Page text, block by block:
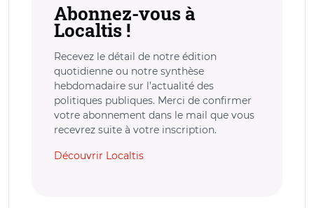
Abonnez-vous à
Localtis !
Recevez le détail de notre édition
quotidienne ou notre synthèse
hebdomadaire sur l’actualité des
politiques publiques. Merci de confirmer
votre abonnement dans le mail que vous
recevrez suite à votre inscription.
Découvrir Localtis